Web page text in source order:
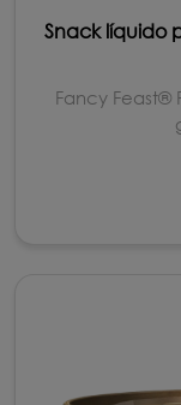
Snack líquido
Fancy Feast®